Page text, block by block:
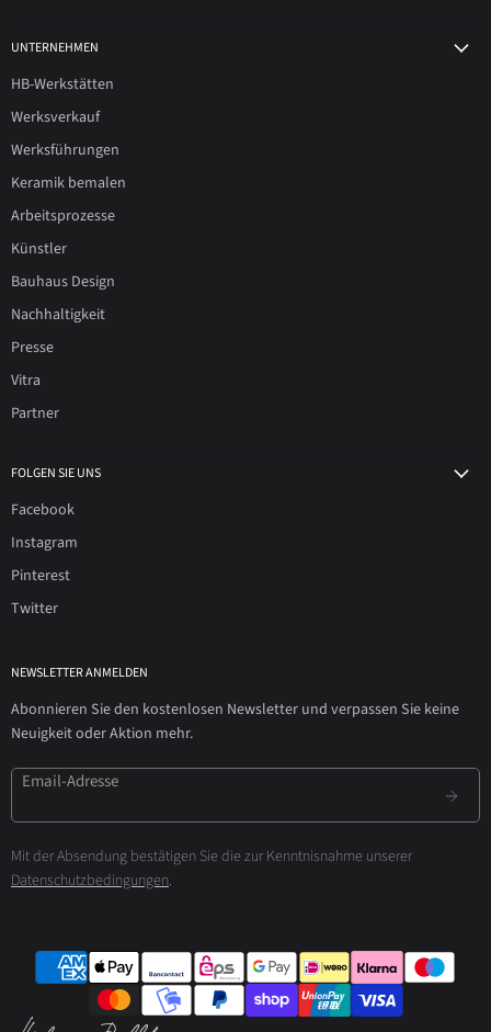
UNTERNEHMEN
HB-Werkstätten
Werksverkauf
Werksführungen
Keramik bemalen
Arbeitsprozesse
Künstler
Bauhaus Design
Nachhaltigkeit
Presse
Vitra
Partner
FOLGEN SIE UNS
Facebook
Instagram
Pinterest
Twitter
NEWSLETTER ANMELDEN
Abonnieren Sie den kostenlosen Newsletter und verpassen Sie keine
Neuigkeit oder Aktion mehr.
Email-Adresse
Mit der Absendung bestätigen Sie die zur Kenntnisnahme unserer
Datenschutzbedingungen.